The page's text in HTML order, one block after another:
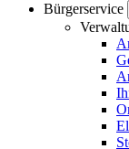
Bürgerservice